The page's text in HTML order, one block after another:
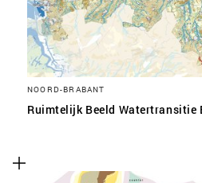
NOORD-BRABANT
Ruimtelijk Beeld Watertransitie